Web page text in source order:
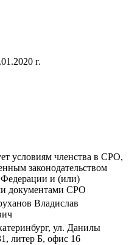
г.
условиям членства в СРО,
законодательством
и (или)
документами СРО
Владислав
ул. Данилы
литер Б, офис 16